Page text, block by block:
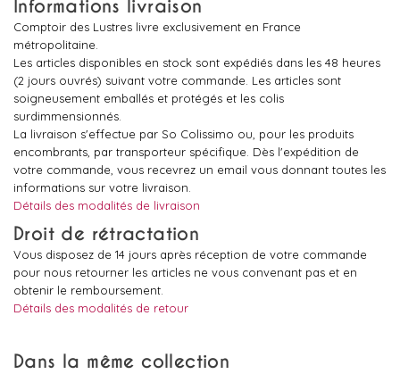
Informations livraison
Comptoir des Lustres livre exclusivement en France
métropolitaine.
Les articles disponibles en stock sont expédiés dans les 48 heures
(2 jours ouvrés) suivant votre commande. Les articles sont
soigneusement emballés et protégés et les colis
surdimmensionnés.
La livraison s'effectue par So Colissimo ou, pour les produits
encombrants, par transporteur spécifique. Dès l'expédition de
votre commande, vous recevrez un email vous donnant toutes les
informations sur votre livraison.
Détails des modalités de livraison
Droit de rétractation
Vous disposez de 14 jours après réception de votre commande
pour nous retourner les articles ne vous convenant pas et en
obtenir le remboursement.
Détails des modalités de retour
Dans la même collection